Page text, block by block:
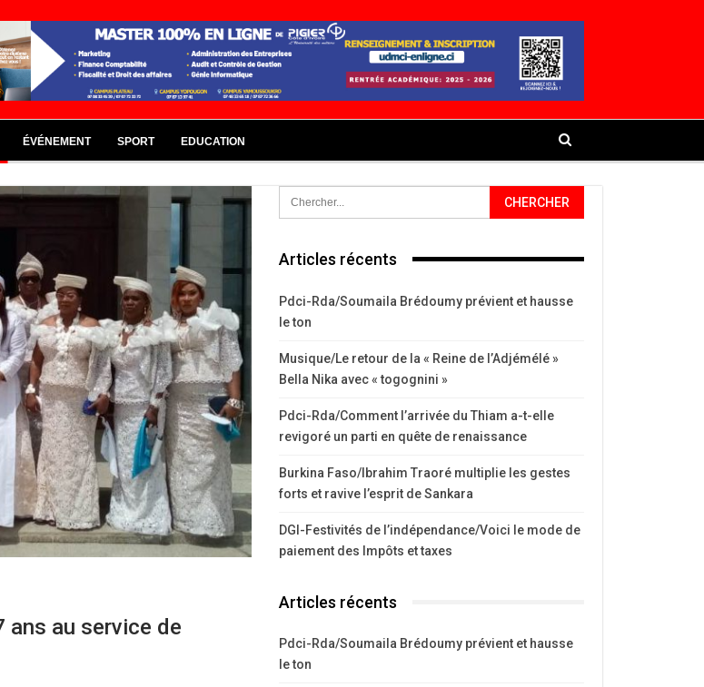
ÉVÉNEMENT SPORT EDUCATION
ans au service de
Articles récents
Pdci-Rda/Soumaila Brédoumy prévient et hausse
le ton
Musique/Le retour de la « Reine de l’Adjémélé »
Bella Nika avec « togognini »
Pdci-Rda/Comment l’arrivée du Thiam a-t-elle
revigoré un parti en quête de renaissance
Burkina Faso/Ibrahim Traoré multiplie les gestes
forts et ravive l’esprit de Sankara
DGI-Festivités de l’indépendance/Voici le mode de
paiement des Impôts et taxes
Articles récents
Pdci-Rda/Soumaila Brédoumy prévient et hausse
le ton